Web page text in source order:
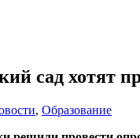
сад хотят
, Образование